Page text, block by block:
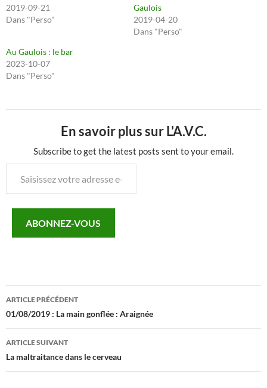
2019-09-21
Dans "Perso"
Gaulois
2019-04-20
Dans "Perso"
Au Gaulois : le bar
2023-10-07
Dans "Perso"
En savoir plus sur L'A.V.C.
Subscribe to get the latest posts sent to your email.
votre
mail…ABONNEZ-VOUS
Navigation
des
articles
ARTICLE PRÉCÉDENT
01/08/2019 : La main gonflée : Araignée
ARTICLE SUIVANT
La maltraitance dans le cerveau